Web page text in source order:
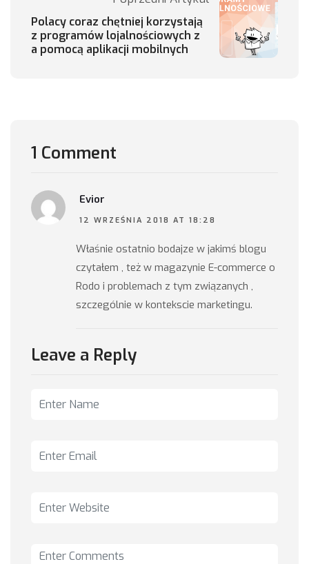
Polacy coraz chętniej korzystają
z programów lojalnościowych z
a pomocą aplikacji mobilnych
1 Comment
Evior
12 WRZEŚNIA 2018 AT 18:28
Właśnie ostatnio bodajze w jakimś blogu
czytałem , też w magazynie E-commerce o
Rodo i problemach z tym związanych ,
szczególnie w kontekscie marketingu.
Leave a Reply